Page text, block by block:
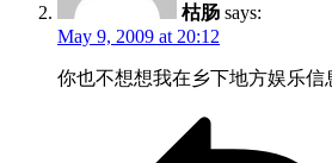
枯肠 says:
May 9, 2009 at 20:12
你也不想想我在乡下地方娱乐